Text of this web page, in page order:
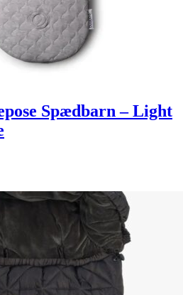
Spædbarn – Light